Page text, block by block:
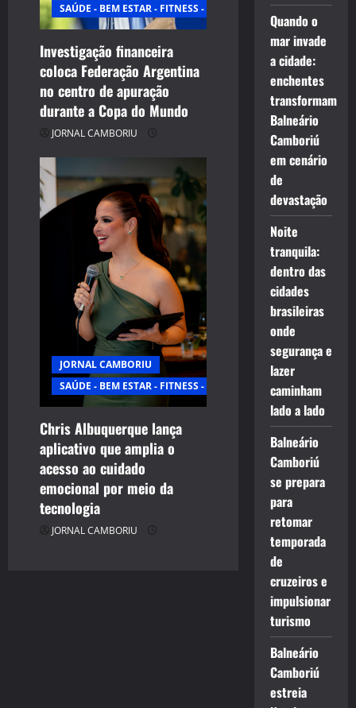
SAÚDE - BEM ESTAR - FITNESS - ESPORTE
Investigação financeira
coloca Federação Argentina
no centro de apuração
durante a Copa do Mundo
JORNAL CAMBORIU
JORNAL CAMBORIU
SAÚDE - BEM ESTAR - FITNESS - ESPORTE
Chris Albuquerque lança
aplicativo que amplia o
acesso ao cuidado
emocional por meio da
tecnologia
JORNAL CAMBORIU
Quando o
mar invade
a cidade:
enchentes
transformam
Balneário
Camboriú
em cenário
de
devastação
Noite
tranquila:
dentro das
cidades
brasileiras
onde
segurança e
lazer
caminham
lado a lado
Balneário
Camboriú
se prepara
para
retomar
temporada
de
cruzeiros e
impulsionar
turismo
Balneário
Camboriú
estreia